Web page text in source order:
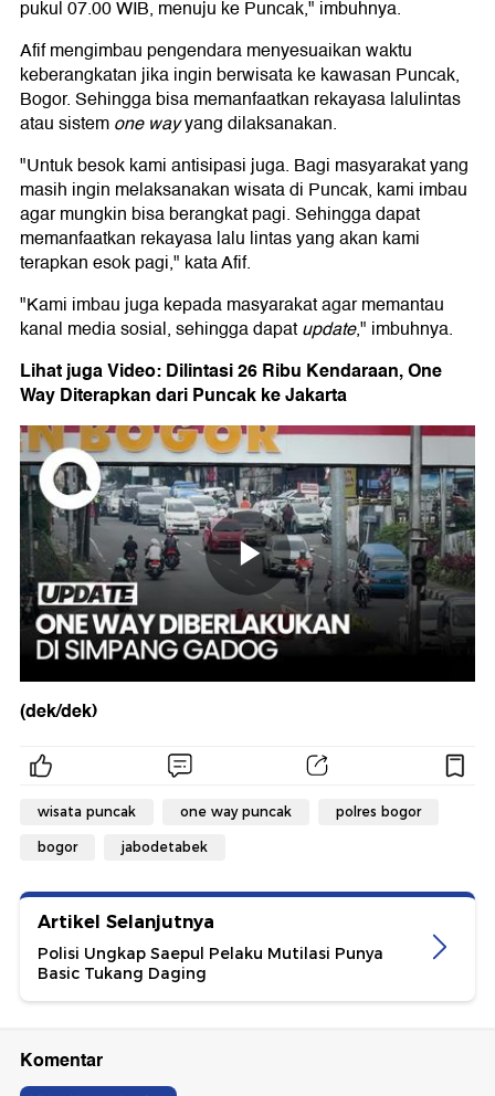
pukul 07.00 WIB, menuju ke Puncak," imbuhnya.
Afif mengimbau pengendara menyesuaikan waktu
keberangkatan jika ingin berwisata ke kawasan Puncak,
Bogor. Sehingga bisa memanfaatkan rekayasa lalulintas
atau sistemone wayyang dilaksanakan.
"Untuk besok kami antisipasi juga. Bagi masyarakat yang
masih ingin melaksanakan wisata di Puncak, kami imbau
agar mungkin bisa berangkat pagi. Sehingga dapat
memanfaatkan rekayasa lalu lintas yang akan kami
terapkan esok pagi," kata Afif.
"Kami imbau juga kepada masyarakat agar memantau
kanal media sosial, sehingga dapatupdate," imbuhnya.
Lihat juga Video: Dilintasi 26 Ribu Kendaraan, One
Way Diterapkan dari Puncak ke Jakarta
(dek/dek)
wisata puncak one way puncak polres bogor
bogor jabodetabek
Artikel Selanjutnya
Polisi Ungkap Saepul Pelaku Mutilasi Punya
Basic Tukang Daging